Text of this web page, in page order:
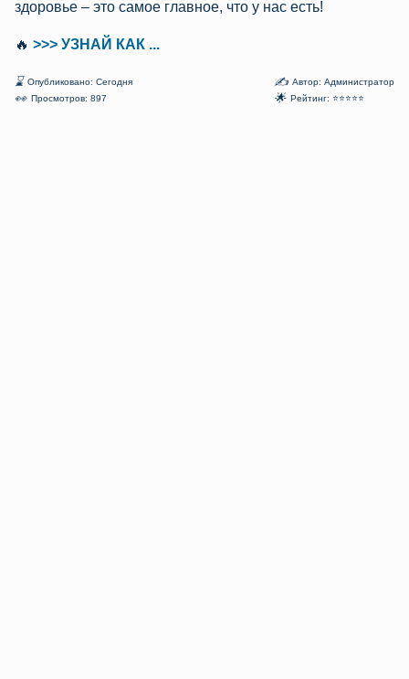
здоровье – это самое главное, что у нас есть!
🔥 >>> УЗНАЙ КАК ...
⌛ Опубликовано: Сегодня
👀 Просмотров: 897
✍ Автор: Администратор
🌟 Рейтинг: ⭐⭐⭐⭐⭐